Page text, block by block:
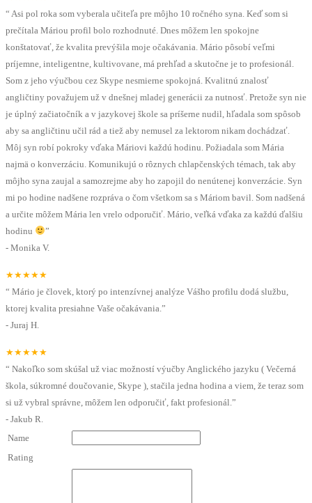
“ Asi pol roka som vyberala učiteľa pre môjho 10 ročného syna. Keď som si
prečítala Máriou profil bolo rozhodnuté. Dnes môžem len spokojne
konštatovať, že kvalita prevýšila moje očakávania. Mário pôsobí veľmi
príjemne, inteligentne, kultivovane, má prehľad a skutočne je to profesionál.
Som z jeho výučbou cez Skype nesmierne spokojná. Kvalitnú znalosť
angličtiny považujem už v dnešnej mladej generácii za nutnosť. Pretože syn nie
je úplný začiatočník a v jazykovej škole sa príšerne nudil, hľadala som spôsob
aby sa angličtinu učil rád a tiež aby nemusel za lektorom nikam dochádzať.
Môj syn robí pokroky vďaka Máriovi každú hodinu. Požiadala som Mária
najmä o konverzáciu. Komunikujú o rôznych chlapčenských témach, tak aby
môjho syna zaujal a samozrejme aby ho zapojil do nenútenej konverzácie. Syn
mi po hodine nadšene rozpráva o čom všetkom sa s Máriom bavil. Som nadšená
a určite môžem Mária len vrelo odporučiť. Mário, veľká vďaka za každú ďalšiu
hodinu
”
- Monika V.
★★★★★
“ Mário je človek, ktorý po intenzívnej analýze Vášho profilu dodá službu,
ktorej kvalita presiahne Vaše očakávania.”
- Juraj H.
★★★★★
“ Nakoľko som skúšal už viac možností výučby Anglického jazyku ( Večerná
škola, súkromné doučovanie, Skype ), stačila jedna hodina a viem, že teraz som
si už vybral správne, môžem len odporučiť, fakt profesionál.”
- Jakub R.
Name
Rating